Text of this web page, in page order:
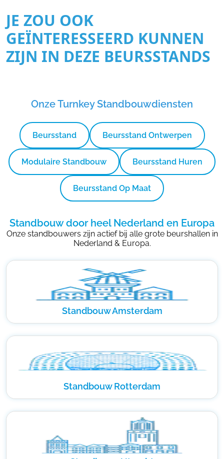
JE ZOU OOK
GEÏNTERESSEERD KUNNEN
ZIJN IN DEZE BEURSSTANDS
Onze Turnkey Standbouwdiensten
Beursstand Beursstand Ontwerpen
Modulaire Standbouw Beursstand Huren
Beursstand Op Maat
Standbouw door heel Nederland en Europa
Onze standbouwers zijn actief bij alle grote beurshallen in
Nederland & Europa.
Standbouw Amsterdam
Standbouw Rotterdam